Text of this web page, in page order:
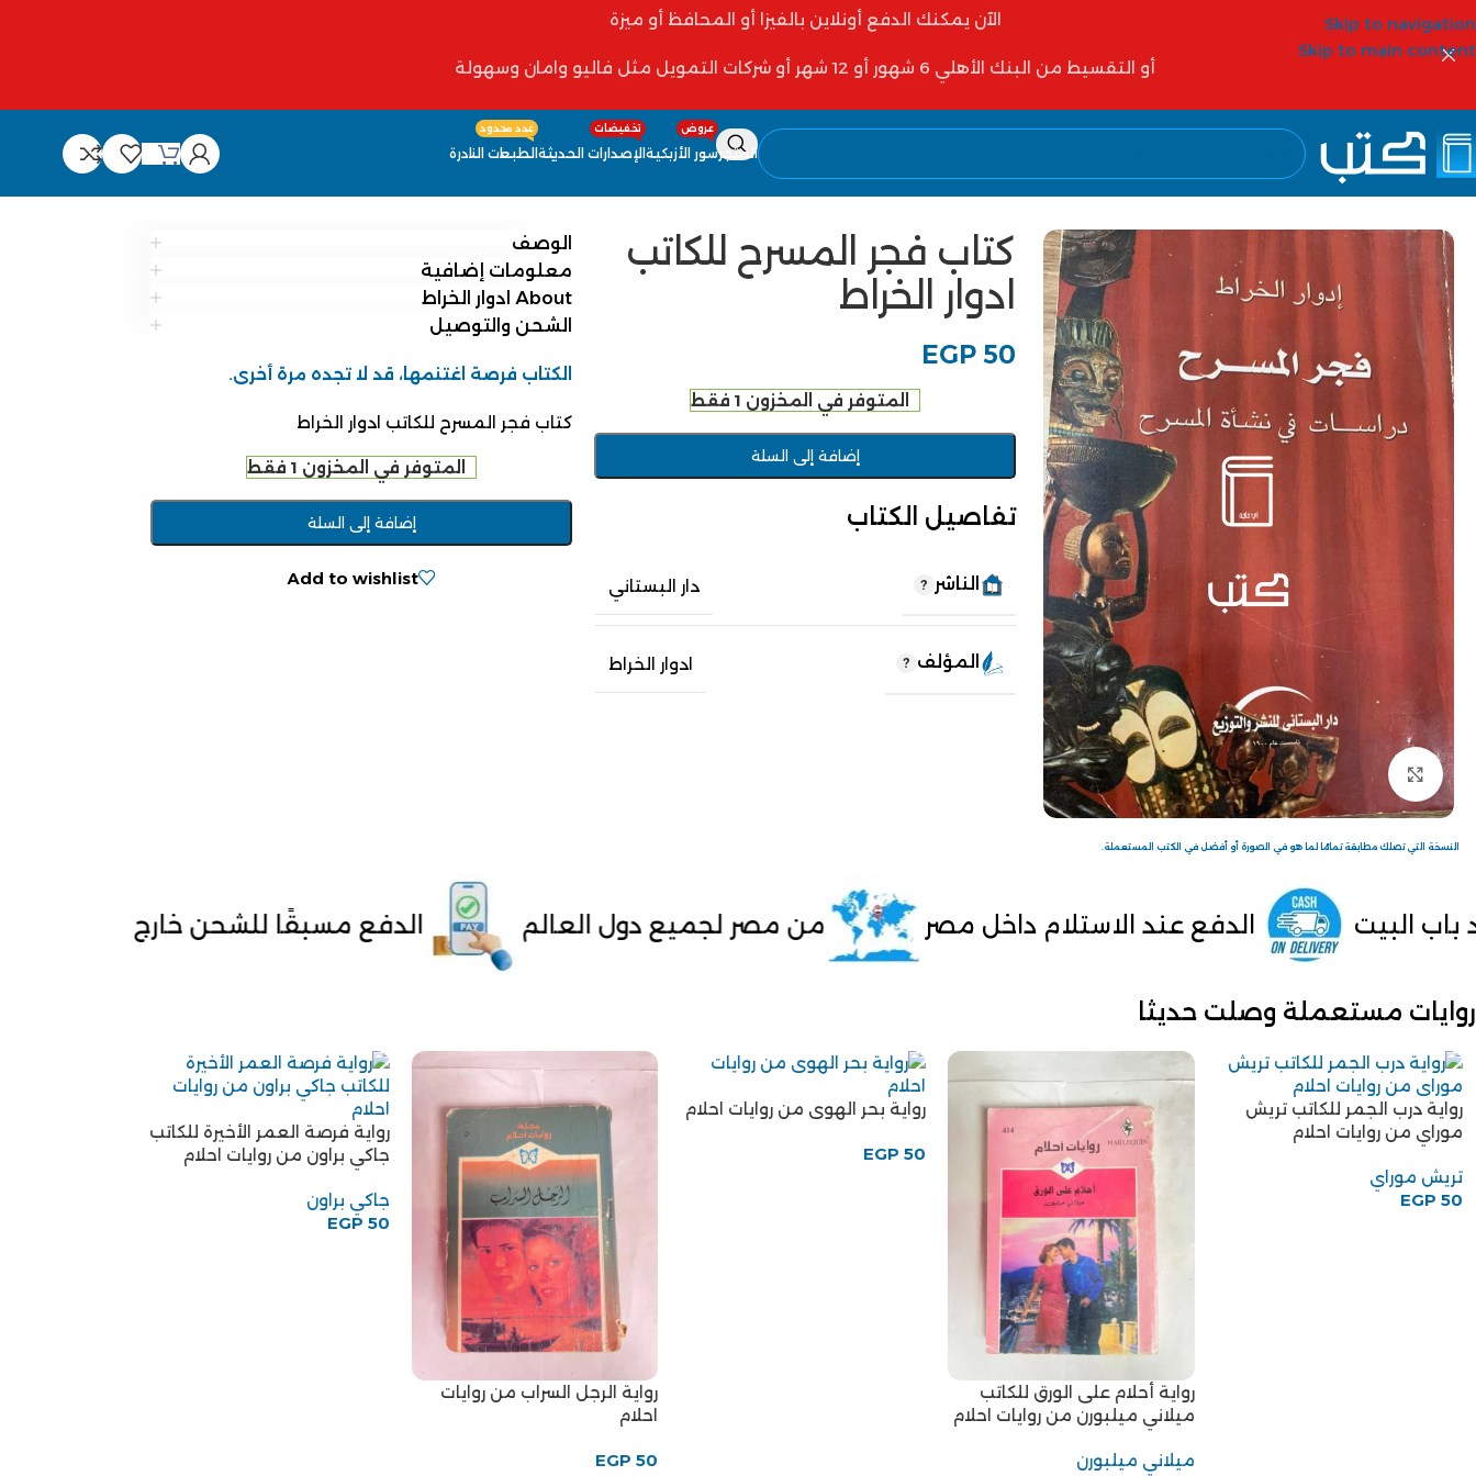
Skip to navigation
Skip to main content
الآن يمكنك الدفع أونلاين بالفيزا أو المحافظ أو ميزة
أو التقسيط من البنك الأهلي 6 شهور أو 12 شهر أو شركات التمويل مثل فاليو وامان وسهولة
المتجرسور الأزبكية
عروض
الإصدارات الحديثة
تخفيضات
الطبعات النادرة
عدد محدود
Click to enlarge
النسخة التي تصلك مطابقة تمامًا لما هو في الصورة أو أفضل في الكتب المستعملة.
كتاب فجر المسرح للكاتب
ادوار الخراط
EGP 50
المتوفر في المخزون 1 فقط
إضافة إلى السلة
تفاصيل الكتاب
الناشر دار البستاني
المؤلف ادوار الخراط
الوصف
معلومات إضافية
About ادوار الخراط
الشحن والتوصيل
الكتاب فرصة اغتنمها، قد لا تجده مرة أخرى.
كتاب فجر المسرح للكاتب ادوار الخراط
المتوفر في المخزون 1 فقط
إضافة إلى السلة
Add to wishlist
الدفع مسبقًا للشحن خارج مصر من مصر لجميع دول العالم الدفع عند الاستلام داخل مصر
روايات مستعملة وصلت حديثا
رواية درب الجمر للكاتب تريش
موراي من روايات احلام
تريش موراي
EGP 50
رواية أحلام على الورق للكاتب
ميلاني ميلبورن من روايات احلام
ميلاني ميلبورن
رواية بحر الهوى من روايات احلام
EGP 50
رواية الرجل السراب من روايات
احلام
EGP 50
رواية فرصة العمر الأخيرة للكاتب
جاكي براون من روايات احلام
جاكي براون
EGP 50